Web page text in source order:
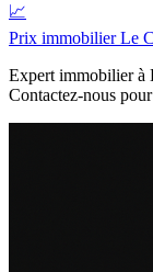
📈
Prix immobilier Le
Expert immobilier à
Contactez-nous